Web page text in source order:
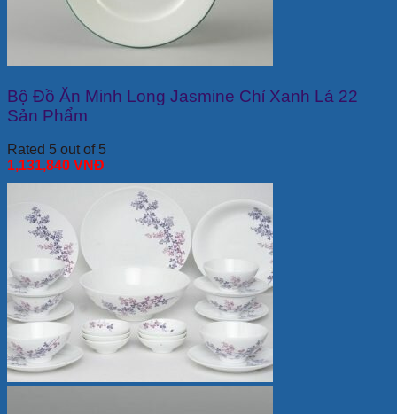
Bộ Đồ Ăn Minh Long Jasmine Chỉ Xanh Lá 22
Sản Phẩm
Rated 5 out of 5
1,131,840 VNĐ